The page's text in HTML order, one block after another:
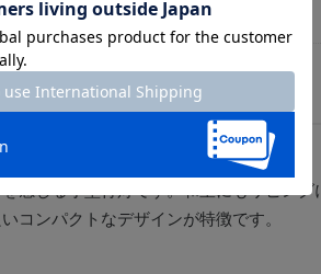
感じる小型行灯です。和室にもリビング
コンパクトなデザインが特徴です。